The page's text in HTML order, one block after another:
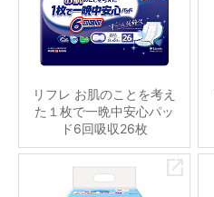
リフレ お肌のことを考え
た１枚で一晩中安心パッ
ド6回吸収26枚